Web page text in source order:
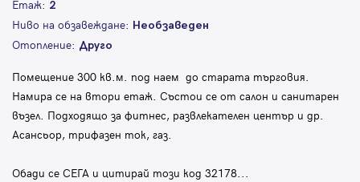
Етаж: 2
Ниво на обзавеждане: Необзаведен
Отопление: Друго
Помещение 300 кв.м. под наем до старата търговия.
Намира се на втори етаж. Състои се от салон и санитарен
възел. Подходящо за фитнес, развлекателен център и др.
Асансьор, трифазен ток, газ.
Обади се СЕГА и цитирай този код 32178...